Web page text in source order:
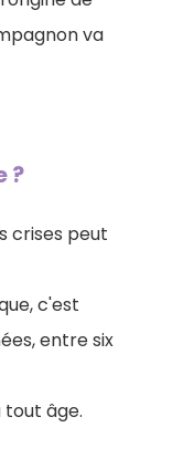
va
?
crises peut
c'est
entre six
tout âge.